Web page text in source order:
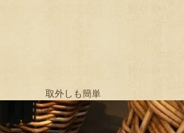
取外しも簡単